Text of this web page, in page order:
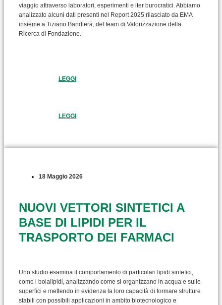
viaggio attraverso laboratori, esperimenti e iter burocratici. Abbiamo
analizzato alcuni dati presenti nel Report 2025 rilasciato da EMA
insieme a Tiziano Bandiera, del team di Valorizzazione della
Ricerca di Fondazione.
LEGGI
LEGGI
18 Maggio 2026
NUOVI VETTORI SINTETICI A
BASE DI LIPIDI PER IL
TRASPORTO DEI FARMACI
Uno studio esamina il comportamento di particolari lipidi sintetici,
come i bolalipidi, analizzando come si organizzano in acqua e sulle
superfici e mettendo in evidenza la loro capacità di formare strutture
stabili con possibili applicazioni in ambito biotecnologico e